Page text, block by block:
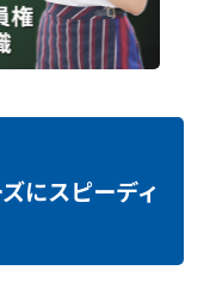
にスピーディ